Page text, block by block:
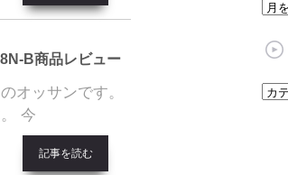
B商品レビュー
オッサンです。
今
記事を読む
ア
カ
ブ
カ